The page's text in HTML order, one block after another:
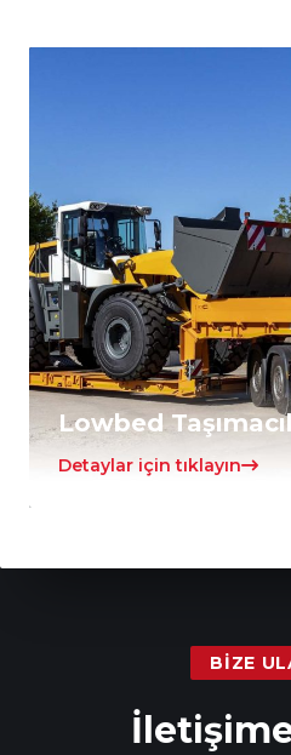
Lowbed
Detaylar için tıklayın
BIZE